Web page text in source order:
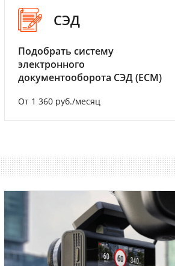
СЭД
Подобрать систему
электронного
документооборота СЭД (ECM)
От 1 360 руб./месяц